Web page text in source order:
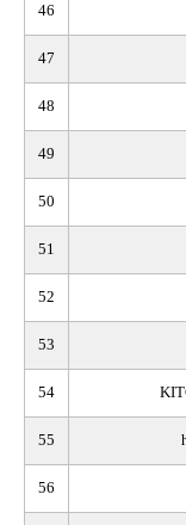
46
47
48
49
50
51
52
53
54
55
56